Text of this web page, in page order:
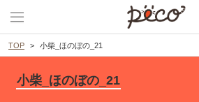
TOP 小柴_ほのぼの_21
小柴_ほのぼの_21